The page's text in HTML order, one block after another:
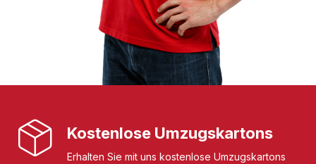
Kostenlose Umzugskartons
Erhalten Sie mit uns kostenlose Umzugskartons